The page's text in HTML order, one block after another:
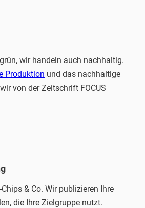
wir handeln auch nachhaltig.
Produktion und das nachhaltige
von der Zeitschrift FOCUS
Chips & Co. Wir publizieren Ihre
die Ihre Zielgruppe nutzt.